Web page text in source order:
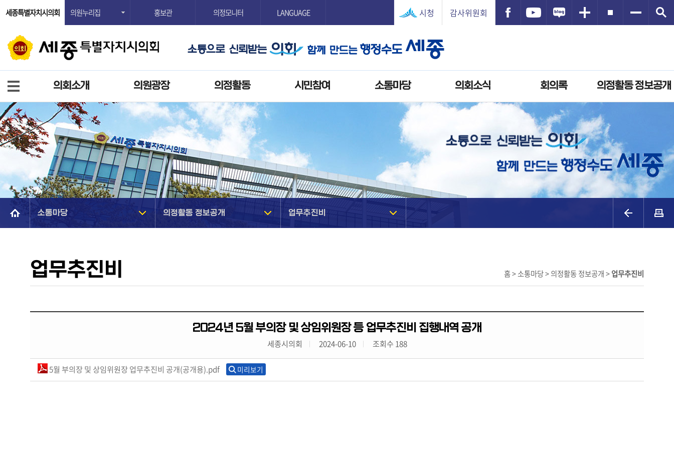
세종특별자치시의회 의원누리집 홍보관 의정모니터 LANGUAGE 시청 감사위원회
의회소개 의원광장 의정활동 시민참여 소통마당 의회소식 회의록 의정활동 정보공개
소통마당 의정활동 정보공개 업무추진비
홈 > 소통마당 > 의정활동 정보공개 >업무추진비
업무추진비
2024년 5월 부의장 및 상임위원장 등 업무추진비 집행내역 공개
세종시의회 2024-06-10 조회수 188
5월 부의장 및 상임위원장 업무추진비 공개(공개용).pdf 미리보기